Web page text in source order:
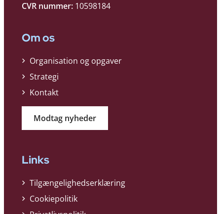
CVR nummer: 10598184
Om os
Organisation og opgaver
Strategi
Kontakt
Modtag nyheder
Links
Tilgængelighedserklæring
Cookiepolitik